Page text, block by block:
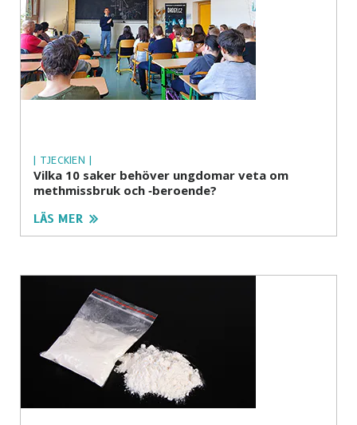
| TJECKIEN |
Vilka 10 saker behöver ungdomar veta om
methmissbruk och ‑beroende?
LÄS MER